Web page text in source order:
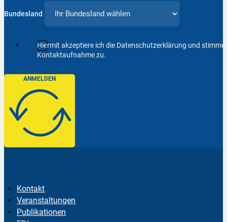
Bundesland
Hiermit akzeptiere ich die Datenschutzerklärung und
Kontaktaufnahme zu.
ANMELDEN
Kontakt
Veranstaltungen
Publikationen